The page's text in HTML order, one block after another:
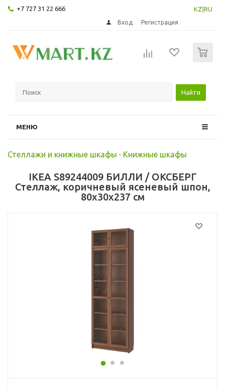
+7 727 31 22 666 KZ RU
Вход Регистрация
Найти
МЕНЮ
Стеллажи и книжные шкафы - Книжные шкафы
IKEA S89244009 БИЛЛИ / ОКСБЕРГ
Стеллаж, коричневый ясеневый шпон,
80x30x237 см